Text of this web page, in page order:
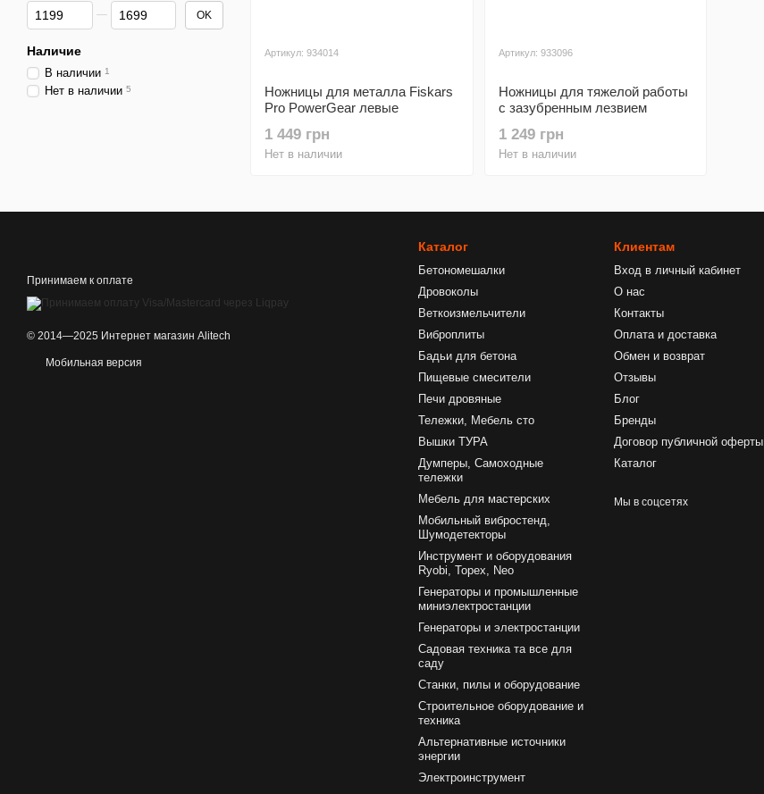
Артикул: 934014
Ножницы для металла Fiskars
Pro PowerGear левые
1 449 грн
Нет в наличии
Артикул: 933096
Ножницы для тяжелой работы
с зазубренным лезвием
1 249 грн
Нет в наличии
От Цена, грн
До Цена, грн OK
Наличие
В наличии 1
Нет в наличии 5
Принимаем к оплате
© 2014—2025 Интернет магазин Alitech
Мобильная версия
Каталог
Бетономешалки
Дровоколы
Веткоизмельчители
Виброплиты
Бадьи для бетона
Пищевые смесители
Печи дровяные
Тележки, Мебель сто
Вышки ТУРА
Думперы, Самоходные
тележки
Мебель для мастерских
Мобильный вибростенд,
Шумодетекторы
Инструмент и оборудования
Ryobi, Topex, Neo
Генераторы и промышленные
миниэлектростанции
Генераторы и электростанции
Садовая техника та все для
саду
Станки, пилы и оборудование
Строительное оборудование и
техника
Альтернативные источники
энергии
Электроинструмент
Клиентам
Вход в личный кабинет
О нас
Контакты
Оплата и доставка
Обмен и возврат
Отзывы
Блог
Бренды
Договор публичной оферты
Каталог
Мы в соцсетях